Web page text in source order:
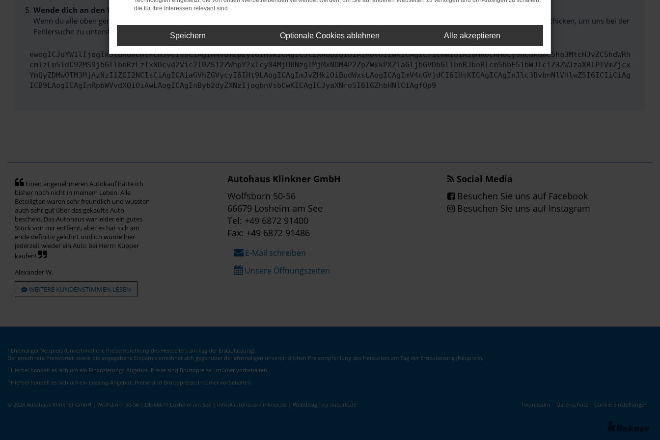
Wende dich an den Webseitenbetreiber.
Wenn du alle oben genannten Schritte versucht hast, kontaktiere uns bitte. Wir werden versuchen, das Problem zu beheben. Du kannst uns diesen Text schicken, um uns bei der
Fehlersuche zu unterstützen:
ewogICJuYW1lIjogIk5ldHdvcmtFcnJvciIsCiAgImNvbmZpZyI6IHsKICAgICJtZXRob2QiOiAiR0VUIiwKICAgICJ1cmwiOiAiaHR0cHM6Ly9hcGkueC5ha3MtcHJvZC5hdWRh
cmlzLm5ldC92MS9jbGllbnRzLzIxNDcvd2Vic2l0ZS12ZWhpY2xlcy84MjU0NzglMjMxNDM4P2ZpZWxkPXZlaGljbGVDbGllbnRJbnRlcm5hbE51bWJlciZ3ZWJzaXRlPTVmZjcx
YmQyZDMwOTM3MjAzNzI1ZGI2NCIsCiAgICAiaGVhZGVycyI6IHt9LAogICAgImJvZHkiOiBudWxsLAogICAgImV4cGVjdCI6IHsKICAgICAgInJlc3BvbnNlVHlwZSI6ICIiCiAg
ICB9LAogICAgInRpbWVvdXQiOiAwLAogICAgInByb2dyZXNzIjogbnVsbCwKICAgICJyaXNreSI6IGZhbHNlCiAgfQp9
Einen angenehmeren Autokauf hatte ich
bisher noch nicht in meinem Leben. Alle
Beteiligten waren sehr freundlich und wussten
auch sehr gut über das gekaufte Auto
bescheid. Das Autohaus war leider ein gutes
Stück von mir entfernt, aber es hat sich am
ende definitiv gelohnt und ich würde hier
jederzeit wieder ein Auto bei Herrn Küpper
kaufen!
Alexander W.
WEITERE KUNDENSTIMMEN LESEN
Autohaus Klinkner GmbH
Wolfsborn 50-56
66679 Losheim am See
Tel: +49 6872 91400
Fax: +49 6872 91486
E-Mail schreiben
Unsere Öffnungszeiten
Social Media
Besuchen Sie uns auf Facebook
Besuchen Sie uns auf Instagram
1 Ehemaliger Neupreis (Unverbindliche Preisempfehlung des Herstellers am Tag der Erstzulassung).
Der errechnete Preisvorteil sowie die angegebene Ersparnis errechnet sich gegenüber der ehemaligen unverbindlichen Preisempfehlung des Herstellers am Tag der Erstzulassung (Neupreis).
2 Hierbei handelt es sich um ein Finanzierungs-Angebot. Preise sind Bruttopreise. Irrtümer vorbehalten.
3 Hierbei handelt es sich um ein Leasing-Angebot. Preise sind Bruttopreise. Irrtümer vorbehalten.
Impressum Datenschutz Cookie Einstellungen
© 2026 Autohaus Klinkner GmbH | Wolfsborn 50-56 | DE-66679 Losheim am See | info@autohaus-klinkner.de | Webdesign by audaris.de
die für Ihre Interessen relevant sind.
Speichern Optionale Cookies ablehnen Alle akzeptieren